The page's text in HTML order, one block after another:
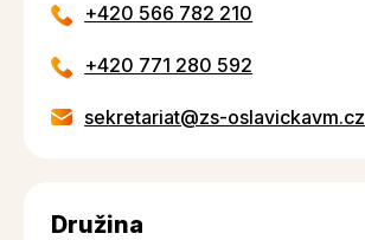
+420 566 782 210
+420 771 280 592
sekretariat@zs-oslavickavm.cz
Družina